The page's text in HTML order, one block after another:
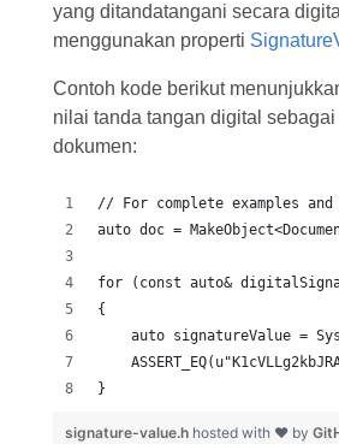
yang ditandatangani secara
menggunakan properti
Contoh kode berikut
nilai tanda tangan digital
dokumen:
// For complete examples
auto doc =
for (const auto&
{
auto signatureValue =
}
signature-value.h hosted with ❤ by